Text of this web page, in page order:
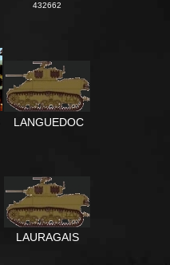
432662
LANGUEDOC
LAURAGAIS